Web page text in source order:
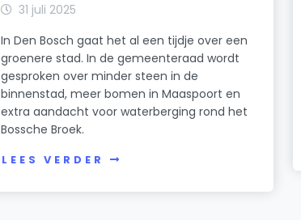
31 juli 2025
In Den Bosch gaat het al een tijdje over een
groenere stad. In de gemeenteraad wordt
gesproken over minder steen in de
binnenstad, meer bomen in Maaspoort en
extra aandacht voor waterberging rond het
Bossche Broek.
LEES VERDER